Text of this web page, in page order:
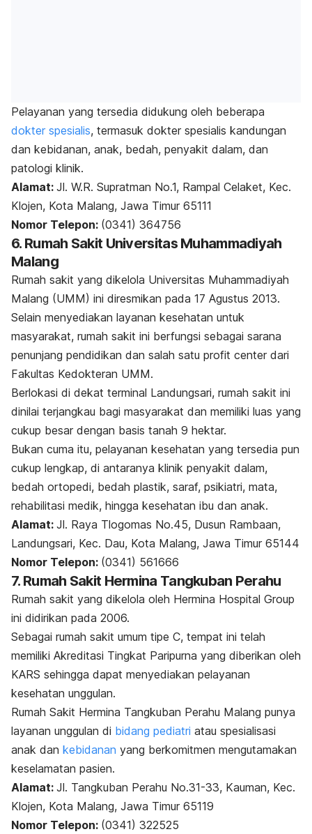
Pelayanan yang tersedia didukung oleh beberapa
dokter spesialis, termasuk dokter spesialis kandungan
dan kebidanan, anak, bedah, penyakit dalam, dan
patologi klinik.
Alamat: Jl. W.R. Supratman No.1, Rampal Celaket, Kec.
Klojen, Kota Malang, Jawa Timur 65111
Nomor Telepon: (0341) 364756
6. Rumah Sakit Universitas Muhammadiyah
Malang
Rumah sakit yang dikelola Universitas Muhammadiyah
Malang (UMM) ini diresmikan pada 17 Agustus 2013.
Selain menyediakan layanan kesehatan untuk
masyarakat, rumah sakit ini berfungsi sebagai sarana
penunjang pendidikan dan salah satu profit center dari
Fakultas Kedokteran UMM.
Berlokasi di dekat terminal Landungsari, rumah sakit ini
dinilai terjangkau bagi masyarakat dan memiliki luas yang
cukup besar dengan basis tanah 9 hektar.
Bukan cuma itu, pelayanan kesehatan yang tersedia pun
cukup lengkap, di antaranya klinik penyakit dalam,
bedah ortopedi, bedah plastik, saraf, psikiatri, mata,
rehabilitasi medik, hingga kesehatan ibu dan anak.
Alamat: Jl. Raya Tlogomas No.45, Dusun Rambaan,
Landungsari, Kec. Dau, Kota Malang, Jawa Timur 65144
Nomor Telepon: (0341) 561666
7. Rumah Sakit Hermina Tangkuban Perahu
Rumah sakit yang dikelola oleh Hermina Hospital Group
ini didirikan pada 2006.
Sebagai rumah sakit umum tipe C, tempat ini telah
memiliki Akreditasi Tingkat Paripurna yang diberikan oleh
KARS sehingga dapat menyediakan pelayanan
kesehatan unggulan.
Rumah Sakit Hermina Tangkuban Perahu Malang punya
layanan unggulan di bidang pediatri atau spesialisasi
anak dan kebidanan yang berkomitmen mengutamakan
keselamatan pasien.
Alamat: Jl. Tangkuban Perahu No.31-33, Kauman, Kec.
Klojen, Kota Malang, Jawa Timur 65119
Nomor Telepon: (0341) 322525